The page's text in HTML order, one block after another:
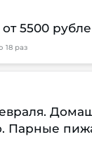
5500
18 раз
Парные